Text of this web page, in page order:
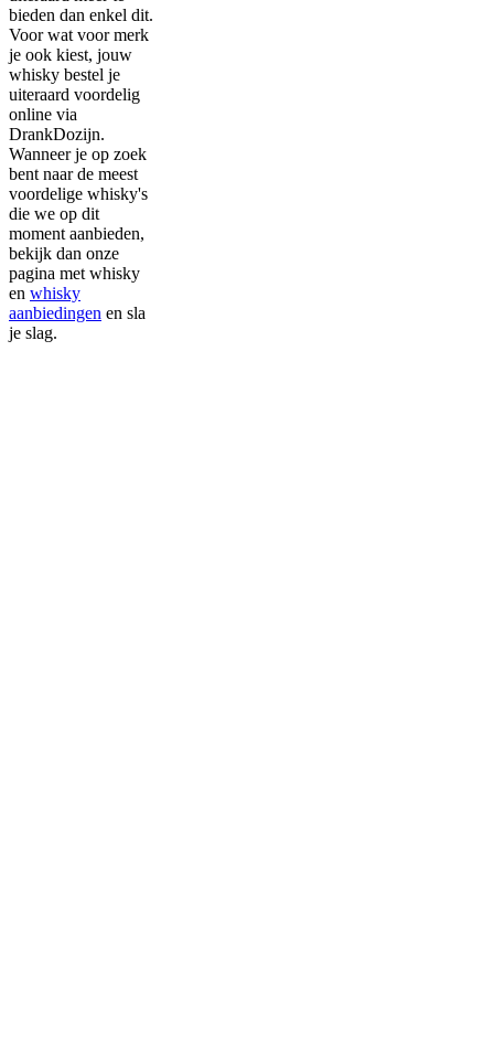
bieden dan enkel dit.
Voor wat voor merk
je ook kiest, jouw
whisky bestel je
uiteraard voordelig
online via
DrankDozijn.
Wanneer je op zoek
bent naar de meest
voordelige whisky's
die we op dit
moment aanbieden,
bekijk dan onze
pagina met whisky
en whisky
aanbiedingen en sla
je slag.